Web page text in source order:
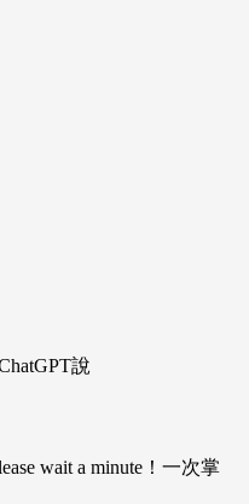
說
wait a minute！一次掌